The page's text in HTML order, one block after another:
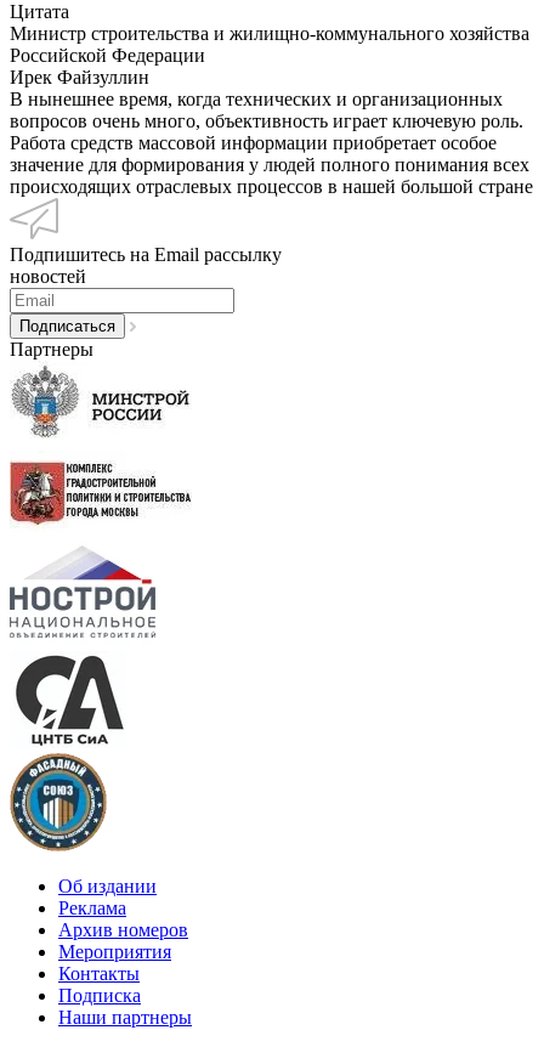
Цитата
Министр строительства и жилищно-коммунального хозяйства
Российской Федерации
Ирек Файзуллин
В нынешнее время, когда технических и организационных
вопросов очень много, объективность играет ключевую роль.
Работа средств массовой информации приобретает особое
значение для формирования у людей полного понимания всех
происходящих отраслевых процессов в нашей большой стране
Подпишитесь на Email рассылку
новостей
Партнеры
Об издании
Реклама
Архив номеров
Мероприятия
Контакты
Подписка
Наши партнеры